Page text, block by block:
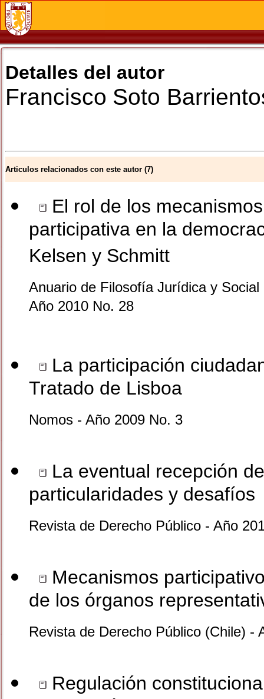
Detalles del autor
Francisco Soto
Articulos relacionados con este autor (7)
El rol de los
participativa en la
Kelsen y Schmitt
Anuario de Filosofía Jurídica y
Año 2010 No. 28
La participación
Tratado de Lisboa
Nomos - Año 2009 No. 3
La eventual recepción
particularidades y desafíos
Revista de Derecho Público - Año
Mecanismos
de los órganos
Revista de Derecho Público (Chile) -
Regulación